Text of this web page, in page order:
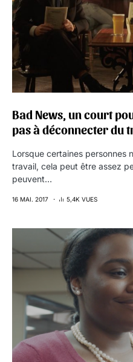
Bad News, un court
pas à déconnecter du
Lorsque certaines personnes
travail, cela peut être assez
peuvent…
16 MAI. 2017 5,4K VUES